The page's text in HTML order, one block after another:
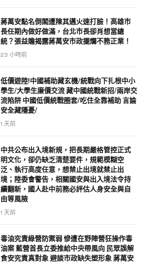
蔣萬安點名倒閣遭陳其邁火速打臉！高雄市
長任期內做好做滿，台北市長卻肖想當總
統？張益贍揭露蔣萬安市政擺爛不務正業！
23 小時前
低價遊陸!中國補助藏玄機/統戰向下扎根中小
學生/大學生廉價交流 藏中國統戰新招/兩岸交
流陷阱 中國低價統戰圈套/吃住全靠補助 言論
安全藏隱憂/
1 天前
中共公布出入境新規，把長期嚴格管控正式
明文化，卻仍缺乏清楚要件，規範模糊空
泛、執行高度任意，想禁止出境就禁止出
境；陸委會警告，相關國安與出入境法令持
續翻新，國人赴中前務必評估人身安全與自
由等風險
1 天前
毒油究責綠營防禦弱 慘遭在野陣營狂操作毒
油案 藍營首長立委推給中央帶風向 民眾誤解
食安究責真對象 避談市政缺失塑形象 蔣萬安